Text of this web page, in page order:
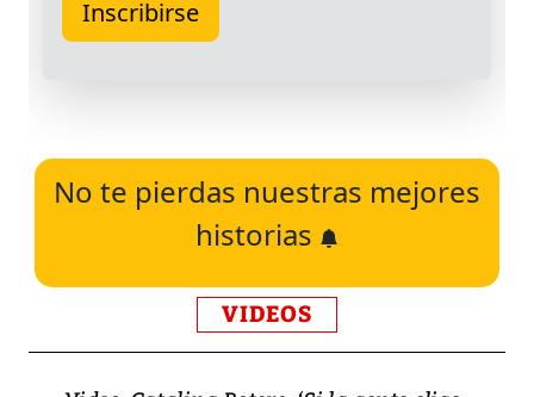
No te pierdas nuestras mejores
historias
VIDEOS